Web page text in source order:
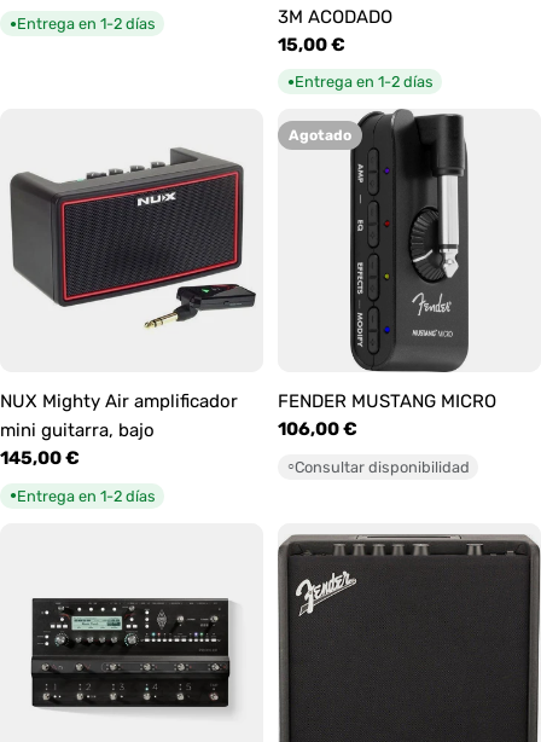
habitual
●Entrega en 1-2 días
3M ACODADO
Precio
habitual
15,00 €
●Entrega en 1-2 días
NUX Mighty Air amplificador
mini guitarra, bajo
Precio
habitual
145,00 €
●Entrega en 1-2 días
Agotado
FENDER MUSTANG MICRO
Precio
106,00 €
○Consultar disponibilidad